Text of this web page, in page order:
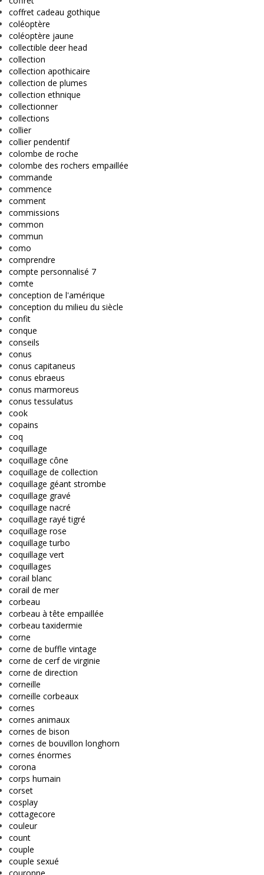
coffret cadeau gothique
coléoptère
coléoptère jaune
collectible deer head
collection
collection apothicaire
collection de plumes
collection ethnique
collectionner
collections
collier
collier pendentif
colombe de roche
colombe des rochers empaillée
commande
commence
comment
commissions
common
commun
como
comprendre
compte personnalisé 7
comte
conception de l'amérique
conception du milieu du siècle
confit
conque
conseils
conus
conus capitaneus
conus ebraeus
conus marmoreus
conus tessulatus
cook
copains
coq
coquillage
coquillage cône
coquillage de collection
coquillage géant strombe
coquillage gravé
coquillage nacré
coquillage rayé tigré
coquillage rose
coquillage turbo
coquillage vert
coquillages
corail blanc
corail de mer
corbeau
corbeau à tête empaillée
corbeau taxidermie
corne
corne de buffle vintage
corne de cerf de virginie
corne de direction
corneille
corneille corbeaux
cornes
cornes animaux
cornes de bison
cornes de bouvillon longhorn
cornes énormes
corona
corps humain
corset
cosplay
cottagecore
couleur
count
couple
couple sexué
couronne